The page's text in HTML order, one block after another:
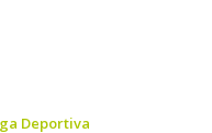
Deportiva